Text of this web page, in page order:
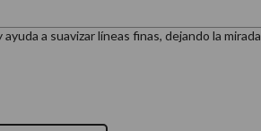
a suavizar líneas finas, dejando la mirada